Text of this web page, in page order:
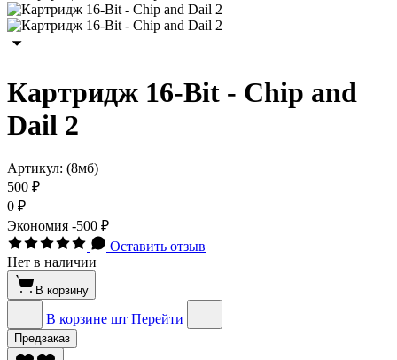
Картридж 16-Bit - Chip and
Dail 2
Артикул: (8мб)
500 ₽
0 ₽
Экономия -500 ₽
Оставить отзыв
Нет в наличии
В корзину
В корзине шт Перейти
Предзаказ